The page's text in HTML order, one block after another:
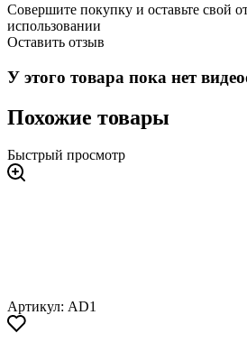
Совершите покупку и оставьте свой
использовании
Оставить отзыв
У этого товара пока нет
Похожие товары
Быстрый просмотр
Артикул: AD1